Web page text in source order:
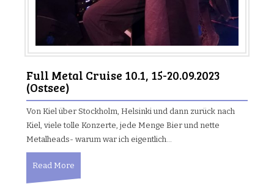
Full Metal Cruise 10.1, 15-20.09.2023
(Ostsee)
Von Kiel über Stockholm, Helsinki und dann zurück nach
Kiel, viele tolle Konzerte, jede Menge Bier und nette
Metalheads- warum war ich eigentlich…
Read More